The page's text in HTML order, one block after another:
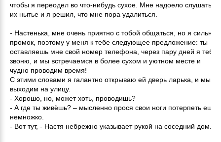
чтобы я переодел во что-нибудь сухое. Мне надоело слушать
их нытье и я решил, что мне пора удалиться.
- Настенька, мне очень приятно с тобой общаться, но я сильно
промок, поэтому у меня к тебе следующее предложение: ты
оставляешь мне свой номер телефона, через пару дней я тебе
звоню, и мы встречаемся в более сухом и уютном месте и
чудно проводим время!
С этими словами я галантно открываю ей дверь ларька, и мы
выходим на улицу.
- Хорошо, но, может хоть, проводишь?
- А где ты живёшь? – мысленно прося свои ноги потерпеть еще
немножко.
- Вот тут, - Настя небрежно указывает рукой на соседний дом.